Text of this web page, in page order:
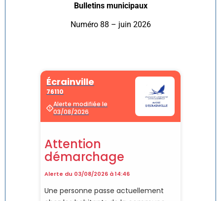
Bulletins municipaux
Numéro 88 – juin 2026